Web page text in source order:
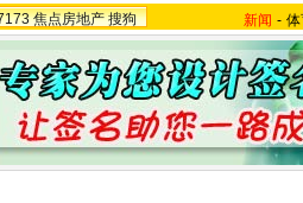
焦点房地产 搜狗 新闻 -